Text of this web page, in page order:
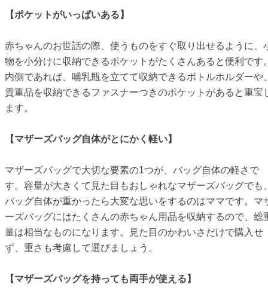
【ポケットがいっぱいある】
赤ちゃんのお世話の際、使うものをすぐ取り出せるように、
物を小分けに収納できるポケットがたくさんあると便利です
内側であれば、哺乳瓶を立てて収納できるボトルホルダーや
貴重品を収納できるファスナーつきのポケットがあると重宝
ます。
【マザーズバッグ自体がとにかく軽い】
マザーズバッグで大切な要素の1つが、バッグ自体の軽さで
す。容量が大きくて見た目もおしゃれなマザーズバッグでも
バッグ自体が重かったら大変な思いをするのはママです。マ
ーズバッグにはたくさんの赤ちゃん用品を収納するので、総
量は相当なものになります。見た目のかわいさだけで購入せ
ず、重さも考慮して選びましょう。
【マザーズバッグを持っても両手が使える】